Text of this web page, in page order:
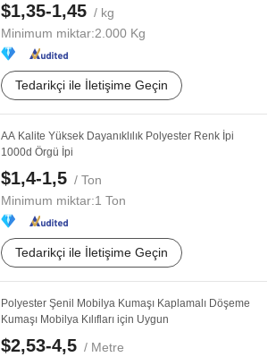
$1,35-1,45 / kg
Minimum miktar:2.000 Kg
Tedarikçi ile İletişime Geçin
AA Kalite Yüksek Dayanıklılık Polyester Renk İpi
1000d Örgü İpi
$1,4-1,5 / Ton
Minimum miktar:1 Ton
Tedarikçi ile İletişime Geçin
Polyester Şenil Mobilya Kumaşı Kaplamalı Döşeme
Kumaşı Mobilya Kılıfları için Uygun
$2,53-4,5 / Metre